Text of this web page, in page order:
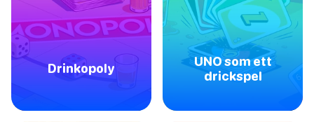
Drinkopoly
UNO som ett
drickspel